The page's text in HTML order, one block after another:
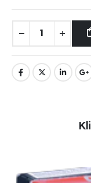
Kli